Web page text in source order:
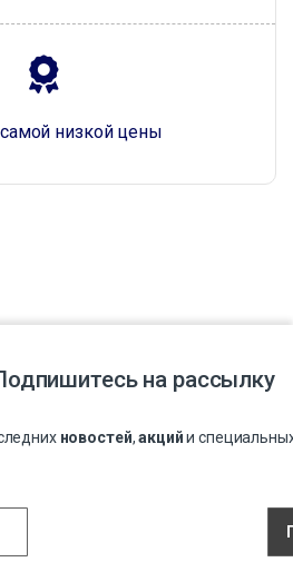
самой низкой цены
на рассылку
новостей,акцийи